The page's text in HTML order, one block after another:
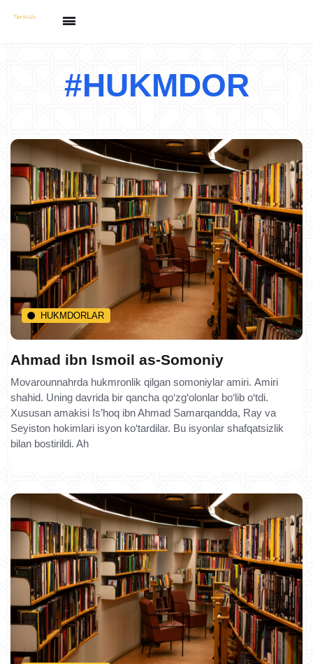
#HUKMDOR
HUKMDORLAR
Ahmad ibn Ismoil as-Somoniy
Movarounnahrda hukmronlik qilgan somoniylar amiri. Amiri
shahid. Uning davrida bir qancha qo‘zg‘olonlar bo‘lib o‘tdi.
Xususan amakisi Is’hoq ibn Ahmad Samarqandda, Ray va
Seyiston hokimlari isyon ko‘tardilar. Bu isyonlar shafqatsizlik
bilan bostirildi. Ah